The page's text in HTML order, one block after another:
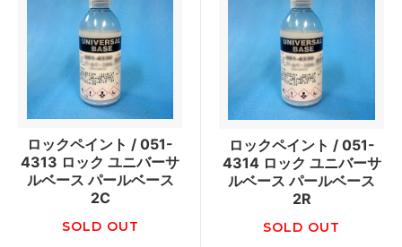
ロックペイント / 051-
4313 ロック ユニバーサ
ルベース パールベース
2C
SOLD OUT
ロックペイント / 051-
4314 ロック ユニバーサ
ルベース パールベース
2R
SOLD OUT